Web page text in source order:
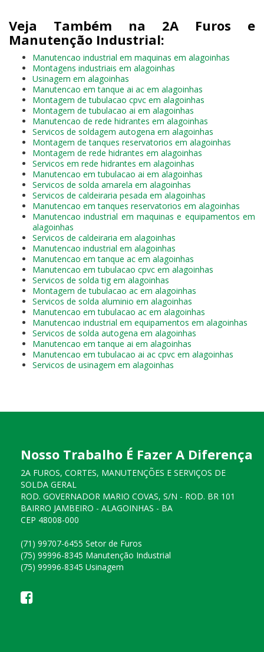
Veja Também na 2A Furos e
Manutenção Industrial:
Manutencao industrial em maquinas em alagoinhas
Montagens industriais em alagoinhas
Usinagem em alagoinhas
Manutencao em tanque ai ac em alagoinhas
Montagem de tubulacao cpvc em alagoinhas
Montagem de tubulacao ai em alagoinhas
Manutencao de rede hidrantes em alagoinhas
Servicos de soldagem autogena em alagoinhas
Montagem de tanques reservatorios em alagoinhas
Montagem de rede hidrantes em alagoinhas
Servicos em rede hidrantes em alagoinhas
Manutencao em tubulacao ai em alagoinhas
Servicos de solda amarela em alagoinhas
Servicos de caldeiraria pesada em alagoinhas
Manutencao em tanques reservatorios em alagoinhas
Manutencao industrial em maquinas e equipamentos em
alagoinhas
Servicos de caldeiraria em alagoinhas
Manutencao industrial em alagoinhas
Manutencao em tanque ac em alagoinhas
Manutencao em tubulacao cpvc em alagoinhas
Servicos de solda tig em alagoinhas
Montagem de tubulacao ac em alagoinhas
Servicos de solda aluminio em alagoinhas
Manutencao em tubulacao ac em alagoinhas
Manutencao industrial em equipamentos em alagoinhas
Servicos de solda autogena em alagoinhas
Manutencao em tanque ai em alagoinhas
Manutencao em tubulacao ai ac cpvc em alagoinhas
Servicos de usinagem em alagoinhas
Nosso Trabalho É Fazer A Diferença
2A FUROS, CORTES, MANUTENÇÕES E SERVIÇOS DE
SOLDA GERAL
ROD. GOVERNADOR MARIO COVAS, S/N - ROD. BR 101
BAIRRO JAMBEIRO - ALAGOINHAS - BA
CEP 48008-000
(71) 99707-6455 Setor de Furos
(75) 99996-8345 Manutenção Industrial
(75) 99996-8345 Usinagem